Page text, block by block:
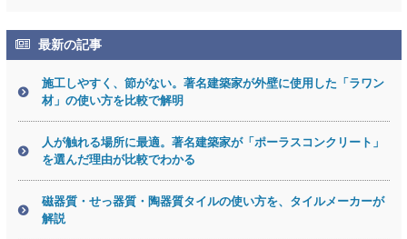
最新の記事
施工しやすく、節がない。著名建築家が外壁に使用した「ラワン
材」の使い方を比較で解明
人が触れる場所に最適。著名建築家が「ポーラスコンクリート」
を選んだ理由が比較でわかる
磁器質・せっ器質・陶器質タイルの使い方を、タイルメーカーが
解説